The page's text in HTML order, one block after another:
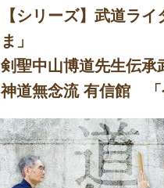
【シリーズ】武道ラ
ま」
剣聖中山博道先生伝
神道無念流 有信館 「